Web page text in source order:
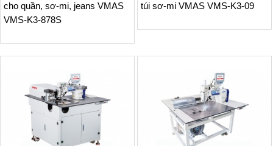
cho quần, sơ-mi, jeans VMAS
VMS-K3-878S
túi sơ-mi VMAS VMS-K3-09